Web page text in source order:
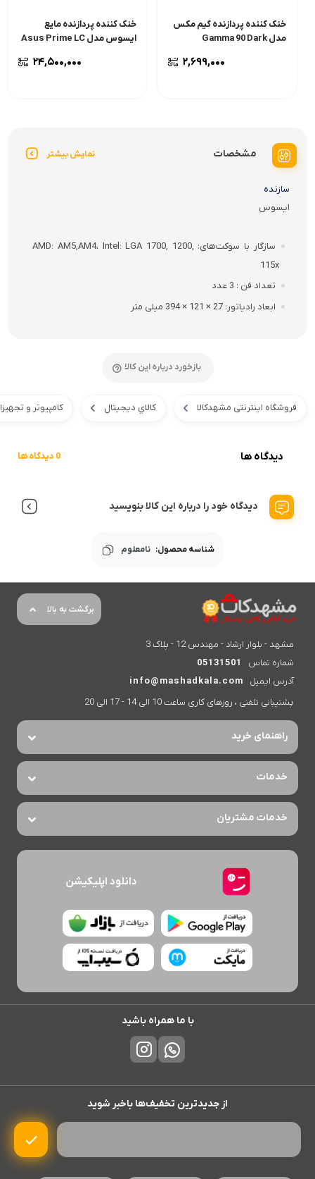
خنک کننده پردازنده گیم مکس
مدل Gamma 90 Dark
۲,۶۹۹,۰۰۰
خنک کننده پردازنده مایع
ایسوس مدل Asus Prime LC
۲۴,۵۰۰,۰۰۰
مشخصات نمایش بیشتر
سازنده
ایسوس
سازگار با سوکت‌های AMD: AM5,AM4، Intel: LGA 1700, 1200,
115x
تعداد فن
3 عدد
ابعاد رادیاتور 27 × 121 × 394 میلی متر
بازخورد درباره این کالا
فروشگاه اینترنتی مشهدکالا کالاي ديجيتال کامپیوتر و
دیدگاه ها 0 دیدگاه ها
دیدگاه خود را درباره این کالا بنویسید
شناسه محصول: نامعلوم
برگشت به بالا
مشهد - بلوار ارشاد - مهندس 12 - پلاک 3
شماره تماس
05131501
آدرس ایمیل
info@mashadkala.com
پشتیبانی تلفنی ، روزهای کاری ساعت 10 الی 14 - 17 الی 20
راهنمای خرید
خدمات
خدمات مشتریان
دانلود اپلیکیشن
با ما همراه باشید
از جدیدترین تخفیف‌ها باخبر شوید